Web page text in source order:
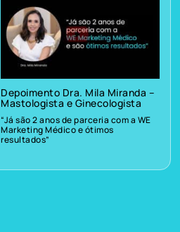
Depoimento Dra. Mila Miranda –
Mastologista e Ginecologista
“Já são 2 anos de parceria com a WE
Marketing Médico e ótimos
resultados”